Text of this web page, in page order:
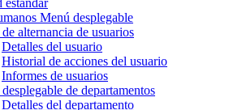
Menú desplegable
alternancia de usuarios
Detalles del usuario
Historial de acciones del usuario
Informes de usuarios
de departamentos
Detalles del departamento